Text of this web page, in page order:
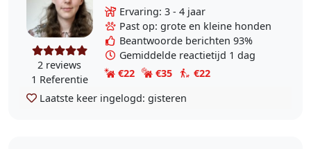
2 reviews
1 Referentie
heb zelf 10 jaar een hond gehad.
Naast dat ik vaak op de honden van
kennissen..
Ervaring: 3 - 4 jaar
Past op: grote en kleine honden
Beantwoorde berichten 93%
Gemiddelde reactietijd 1 dag
€22
€35
€22
Laatste keer ingelogd: gisteren